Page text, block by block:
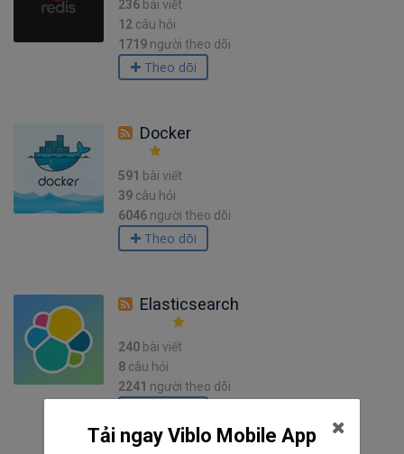
236 bài viết
12 câu hỏi
1719 người theo dõi
Theo dõi
Docker
591 bài viết
39 câu hỏi
6046 người theo dõi
Theo dõi
Elasticsearch
240 bài viết
8 câu hỏi
2241 người theo dõi
Tải ngay Viblo Mobile App